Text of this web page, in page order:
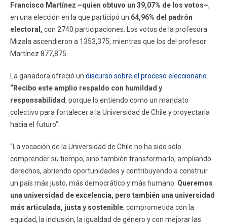
Francisco Martínez –quien obtuvo un 39,07% de los votos–,
en una elección en la que participó un 64,96% del padrón
electoral, con 2740 participaciones. Los votos de la profesora
Mizala ascendieron a 1353,375, mientras que los del profesor
Martínez 877,875.
La ganadora ofreció un discurso sobre el proceso eleccionario.
“Recibo este amplio respaldo con humildad y
responsabilidad, porque lo entiendo como un mandato
colectivo para fortalecer a la Universidad de Chile y proyectarla
hacia el futuro”.
“La vocación de la Universidad de Chile no ha sido sólo
comprender su tiempo, sino también transformarlo, ampliando
derechos, abriendo oportunidades y contribuyendo a construir
un país más justo, más democrático y más humano. Queremos
una universidad de excelencia, pero también una universidad
más articulada, justa y sostenible; comprometida con la
equidad, la inclusión, la igualdad de género y con mejorar las